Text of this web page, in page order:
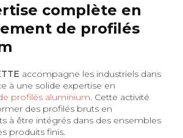
complète en
de profilés
accompagne les industriels dans
à une solide expertise en
profilés aluminium. Cette activité
des profilés bruts en
à être intégrés dans des ensembles
produits finis.